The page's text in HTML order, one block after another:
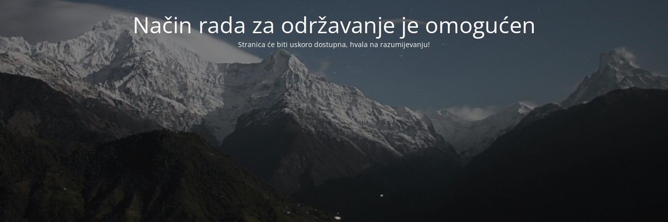
Način rada za održavanje je omogućen
Stranica će biti uskoro dostupna, hvala na razumijevanju!